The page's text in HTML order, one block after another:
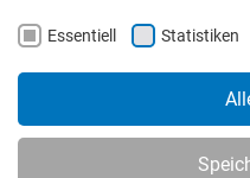
MASCHINEN
Essentiell Statistiken